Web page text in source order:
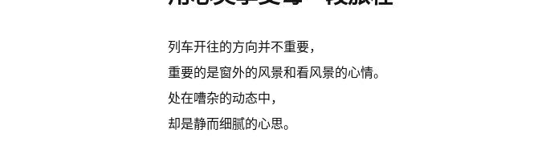
列车开往的方向并不重要，
重要的是窗外的风景和看风景的心情。
处在嘈杂的动态中，
却是静而细腻的心思。